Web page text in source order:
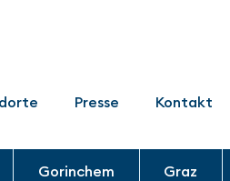
Presse Kontakt
Gorinchem Graz